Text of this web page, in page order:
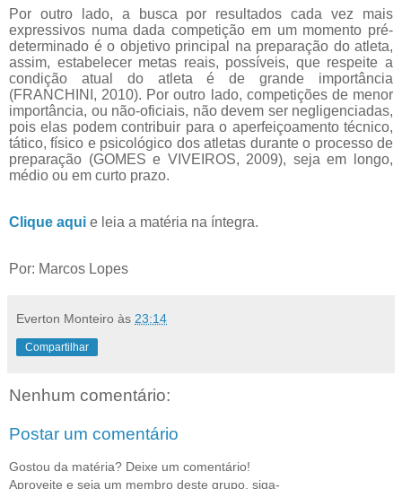
Por outro lado, a busca por resultados cada vez mais
expressivos numa dada competição em um momento pré-
determinado é o objetivo principal na preparação do atleta,
assim, estabelecer metas reais, possíveis, que respeite a
condição atual do atleta é de grande importância
(FRANCHINI, 2010). Por outro lado, competições de menor
importância, ou não-oficiais, não devem ser negligenciadas,
pois elas podem contribuir para o aperfeiçoamento técnico,
tático, físico e psicológico dos atletas durante o processo de
preparação (GOMES e VIVEIROS, 2009), seja em longo,
médio ou em curto prazo.
Clique aqui e leia a matéria na íntegra.
Por: Marcos Lopes
Everton Monteiro às 23:14
Compartilhar
Nenhum comentário:
Postar um comentário
Gostou da matéria? Deixe um comentário!
Aproveite e seja um membro deste grupo, siga-